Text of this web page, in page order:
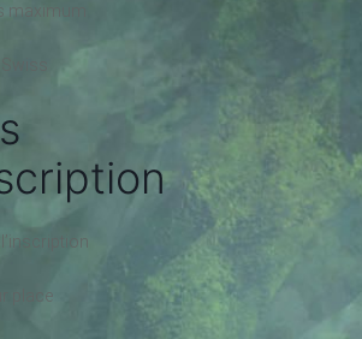
maximum
place